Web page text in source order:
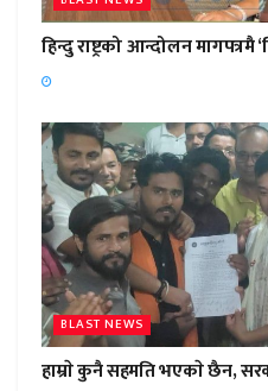
हिन्दु राष्ट्रको आन्दोलन मागपत्रमै
BLAST NEWS
हाम्राे कुनै सहमति भएकाे छैन,